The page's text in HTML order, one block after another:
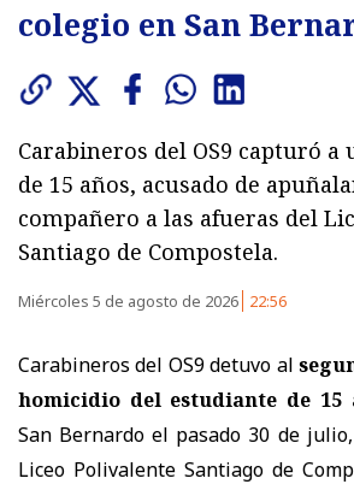
colegio en San
Carabineros del OS9 capturó a
de 15 años, acusado de
compañero a las afueras del
Santiago de Compostela.
Miércoles 5 de agosto de 2026 22:56
Carabineros del OS9 detuvo al
homicidio del estudiante de 15
San Bernardo el pasado 30 de
Liceo Polivalente Santiago de